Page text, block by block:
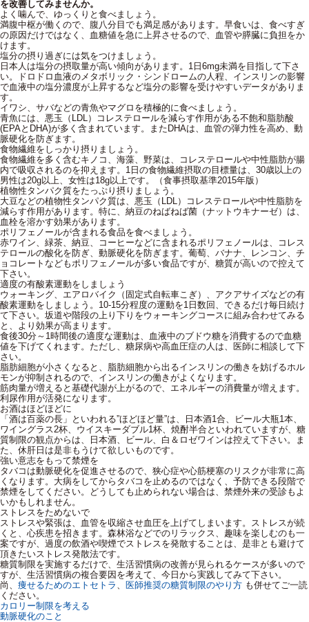
を改善してみませんか。
よく噛んで、ゆっくりと食べましょう。
満腹中枢が働くので、腹八分目でも満足感があります。早食いは、食べすぎ
の原因だけではなく、血糖値を急に上昇させるので、血管や膵臓に負担をか
けます。
塩分の摂り過ぎには気をつけましょう。
日本人は塩分の摂取量が高い傾向があります。1日6mg未満を目指して下さ
い。ドロドロ血液のメタボリック・シンドロームの人程、インスリンの影響
で血液中の塩分濃度が上昇するなど塩分の影響を受けやすいデータがありま
す。
イワシ、サバなどの青魚やマグロを積極的に食べましょう。
青魚には、悪玉（LDL）コレステロールを減らす作用がある不飽和脂肪酸
(EPAとDHA)が多く含まれています。またDHAは、血管の弾力性を高め、動
脈硬化を防ぎます。
食物繊維をしっかり摂りましょう。
食物繊維を多く含むキノコ、海藻、野菜は、コレステロールや中性脂肪が腸
内で吸収されるのを抑えます。1日の食物繊維摂取の目標量は、30歳以上の
男性は20g以上、女性は18g以上です。（食事摂取基準2015年版）
植物性タンパク質をたっぷり摂りましょう。
大豆などの植物性タンパク質は、悪玉（LDL）コレステロールや中性脂肪を
減らす作用があります。特に、納豆のねばねば菌（ナットウキナーゼ）は、
血栓を溶かす効果があります。
ポリフェノールが含まれる食品を食べましょう。
赤ワイン、緑茶、納豆、コーヒーなどに含まれるポリフェノールは、コレス
テロールの酸化を防ぎ、動脈硬化を防ぎます。葡萄、バナナ、レンコン、チ
ョコレートなどもポリフェノールが多い食品ですが、糖質が高いので控えて
下さい。
適度の有酸素運動をしましょう
ウォーキング、エアロバイク（固定式自転車こぎ）、アクアサイズなどの有
酸素運動をしましょう。10-15分程度の運動を1日数回、できるだけ毎日続け
て下さい。坂道や階段の上り下りをウォーキングコースに組み合わせてみる
と、より効果が高まります。
食後30分～1時間後の適度な運動は、血液中のブドウ糖を消費するので血糖
値を下げてくれます。ただし、糖尿病や高血圧症の人は、医師に相談して下
さい。
脂肪細胞が小さくなると、脂肪細胞から出るインスリンの働きを妨げるホル
モンが抑制されるので、インスリンの働きがよくなります。
筋肉量が増えると基礎代謝が上がるので、エネルギーの消費量が増えます。
利尿作用が活発になります。
お酒はほどほどに
「酒は百薬の長」といわれる”ほどほど量”は、日本酒1合、ビール大瓶1本、
ワイングラス2杯、ウイスキーダブル1杯、焼酎半合といわれていますが、糖
質制限の観点からは、日本酒、ビール、白＆ロゼワインは控えて下さい。ま
た、休肝日は是非もうけて欲しいものです。
強い意志をもって禁煙を
タバコは動脈硬化を促進させるので、狭心症や心筋梗塞のリスクが非常に高
くなります。大病をしてからタバコを止めるのではなく、予防できる段階で
禁煙をしてください。どうしても止められない場合は、禁煙外来の受診もよ
いかもしれません。
ストレスをためないで
ストレスや緊張は、血管を収縮させ血圧を上げてしまいます。ストレスが続
くと、心疾患を招きます。森林浴などでのリラックス、趣味を楽しむのも一
案ですが、過度の飲酒や喫煙でストレスを発散することは、是非とも避けて
頂きたいストレス発散法です。
糖質制限を実施するだけで、生活習慣病の改善が見られるケースが多いので
すが、生活習慣病の複合要因を考えて、今日から実践してみて下さい。
尚、 痩せるためのエトセトラ 、 医師推奨の糖質制限のやり方 も併せてご一読
ください。
カロリー制限を考える
動脈硬化のこと